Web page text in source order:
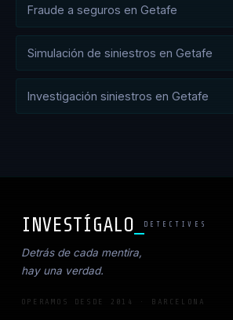
Fraude a seguros en Getafe
Simulación de siniestros en Getafe
Investigación siniestros en Getafe
INVESTÍGALO DETECTIVES
Detrás de cada mentira,
hay una verdad.
OPERAMOS DESDE 2014 · BARCELONA